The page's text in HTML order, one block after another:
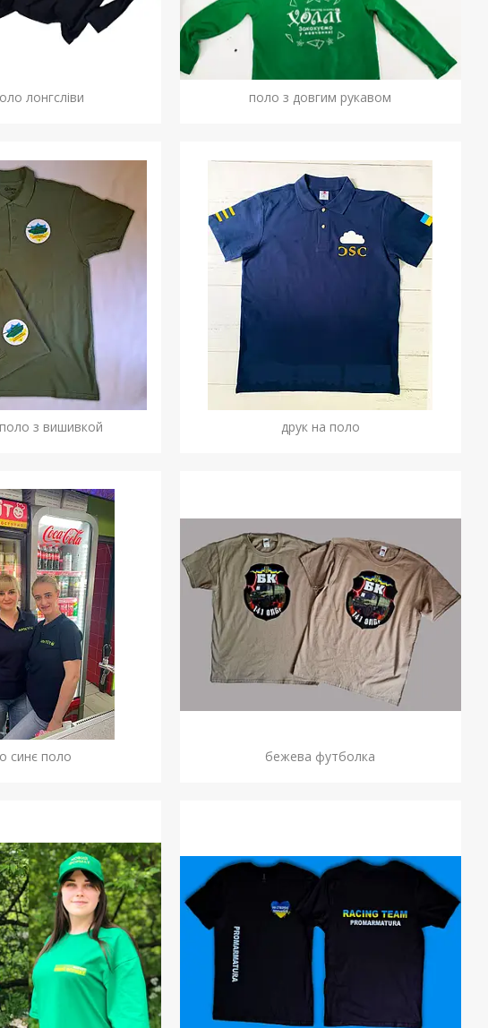
лонгсліви поло з довгим рукавом
з вишивкой друк на поло
синє поло бежева футболка